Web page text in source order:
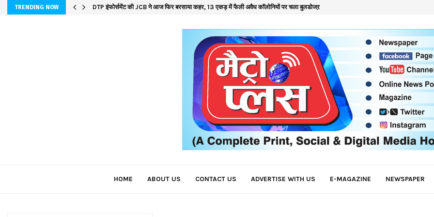
TRENDING NOW DTP इंफोर्समेंट की JCB ने आज फिर बरसाया कहर, 13 एकड़ में फैली अवैध कॉलोनियों पर चला बुलडोजऱ
HOME ABOUT US CONTACT US ADVERTISE WITH US E-MAGAZINE NEWSPAPER